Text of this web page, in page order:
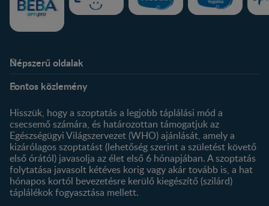
Népszerű oldalak
Kapcsolat
Történetünk
Profilom
Termékeink
Termék kereső
Fontos közlemény
Hisszük, hogy a szoptatás a legjobb táplálási mód a
csecsemő számára, és határozottan támogatjuk az
Egészségügyi Világszervezet (WHO) ajánlását, amely a
kizárólagos szoptatást (lehetőség szerint a születést követő
első órától) javasolja az élet első 6 hónapjában. A szoptatás
folytatása javasolt kétéves korig vagy akár tovább is, a hat
hónapos kortól bevezetésre kerülő kiegészítő (szilárd)
táplálékok fogyasztása mellett.